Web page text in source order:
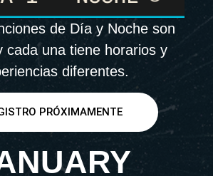
de Día y Noche son
cada una tiene horarios y
diferentes.
PRÓXIMAMENTE